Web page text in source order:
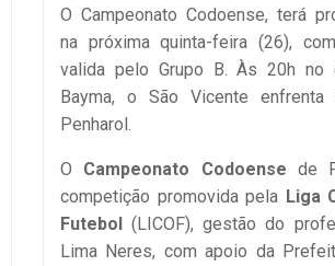
O Campeonato Codoense, terá
na próxima quinta-feira (26),
valida pelo Grupo B. Às 20h no
Bayma, o São Vicente
Penharol.
O Campeonato Codoense de
competição promovida pela Liga
Futebol (LICOF), gestão do
Lima Neres, com apoio da